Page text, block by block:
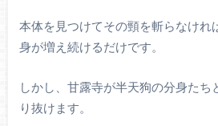
本体を見つけてその頸を斬らなけれ
身が増え続けるだけです。
しかし、甘露寺が半天狗の分身たち
り抜けます。